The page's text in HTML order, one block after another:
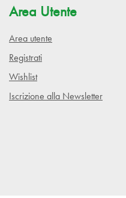
Area Utente
Area utente
Registrati
Wishlist
Iscrizione alla Newsletter